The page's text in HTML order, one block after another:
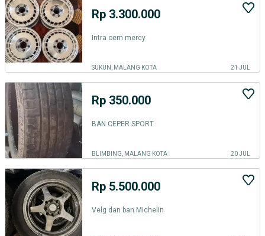
Rp 3.300.000
Intra oem mercy
SUKUN, MALANG KOTA 21 JUL
Rp 350.000
BAN CEPER SPORT
BLIMBING, MALANG KOTA 20 JUL
Rp 5.500.000
Velg dan ban Michelin